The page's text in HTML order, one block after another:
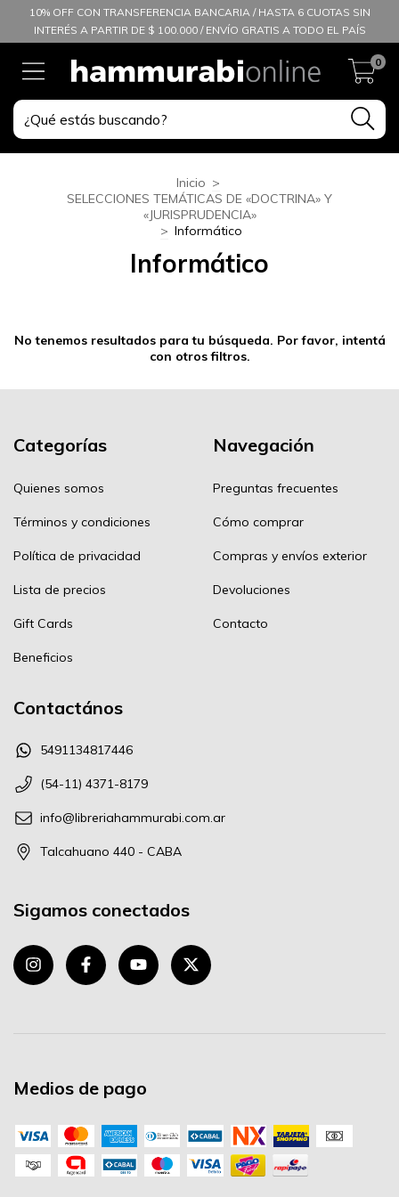
10% OFF CON TRANSFERENCIA BANCARIA / HASTA 6 CUOTAS SIN
INTERÉS A PARTIR DE $ 100.000 / ENVÍO GRATIS A TODO EL PAÍS
0
Inicio >
SELECCIONES TEMÁTICAS DE «DOCTRINA» Y
«JURISPRUDENCIA»
> Informático
Informático
No tenemos resultados para tu búsqueda. Por favor, intentá
con otros filtros.
Categorías
Quienes somos
Términos y condiciones
Política de privacidad
Lista de precios
Gift Cards
Beneficios
Navegación
Preguntas frecuentes
Cómo comprar
Compras y envíos exterior
Devoluciones
Contacto
Contactános
5491134817446
(54-11) 4371-8179
info@libreriahammurabi.com.ar
Talcahuano 440 - CABA
Sigamos conectados
Medios de pago